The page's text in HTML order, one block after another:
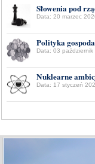
Słowenia pod
Data: 20 marzec
Polityka
Data: 03 październik
Nuklearne
Data: 17 styczeń